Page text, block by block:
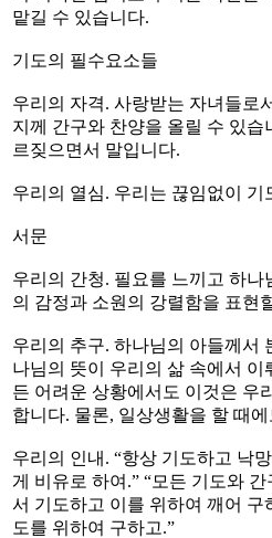
맡길 수 있습니다.
기도의 필수요소들
우리의 자격. 사랑받는 자녀들로
지께 간구와 찬양을 올릴 수 있습
르짖으면서 말입니다.
우리의 열심. 우리는 끊임없이 기
서문
우리의 간청. 필요를 느끼고 하나
의 감정과 소원의 강렬함을 표현
우리의 추구. 하나님의 아들께서
나님의 뜻이 우리의 삶 속에서 이
든 어려운 상황에서도 이것은 우
합니다. 물론, 일상생활을 할 때
우리의 인내. “항상 기도하고 낙
게 비유로 하여.” “모든 기도와
서 기도하고 이를 위하여 깨어 구
도를 위하여 구하고.”